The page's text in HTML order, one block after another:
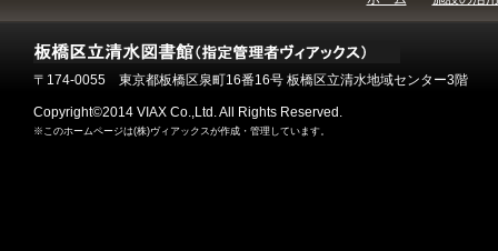
〒174-0055 東京都板橋区泉町16番16号 板橋区立清水地域センター3階
Copyright©2014 VIAX Co.,Ltd. All Rights Reserved.
※このホームページは(株)ヴィアックスが作成・管理しています。